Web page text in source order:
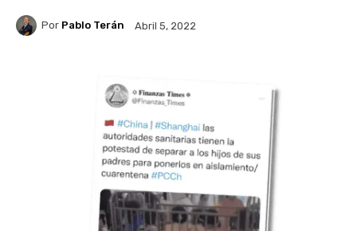
Por Pablo Terán Abril 5, 2022